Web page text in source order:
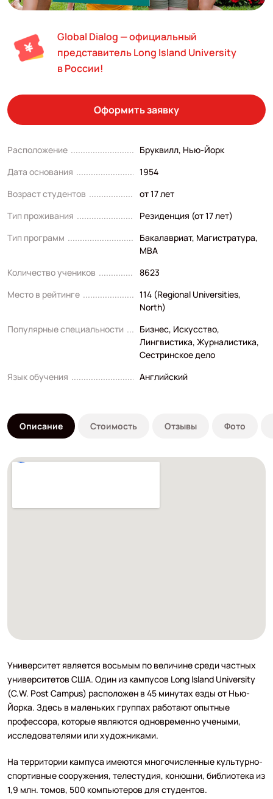
Global Dialog — официальный
представитель Long Island University
в России!
Оформить заявку
Расположение
Бруквилл, Нью-Йорк
Дата основания
1954
Возраст студентов
от 17 лет
Тип проживания
Резиденция (от 17 лет)
Тип программ
Бакалавриат, Магистратура,
MBA
Количество учеников
8623
Место в рейтинге
114 (Regional Universities,
North)
Популярные специальности
Бизнес, Искусство,
Лингвистика, Журналистика,
Сестринское дело
Язык обучения
Английский
Описание Стоимость Отзывы Фото
Университет является восьмым по величине среди частных
университетов США. Один из кампусов Long Island University
(C.W. Post Campus) расположен в 45 минутах езды от Нью-
Йорка. Здесь в маленьких группах работают опытные
профессора, которые являются одновременно учеными,
исследователями или художниками.
На территории кампуса имеются многочисленные культурно-
спортивные сооружения, телестудия, конюшни, библиотека из
1,9 млн. томов, 500 компьютеров для студентов.